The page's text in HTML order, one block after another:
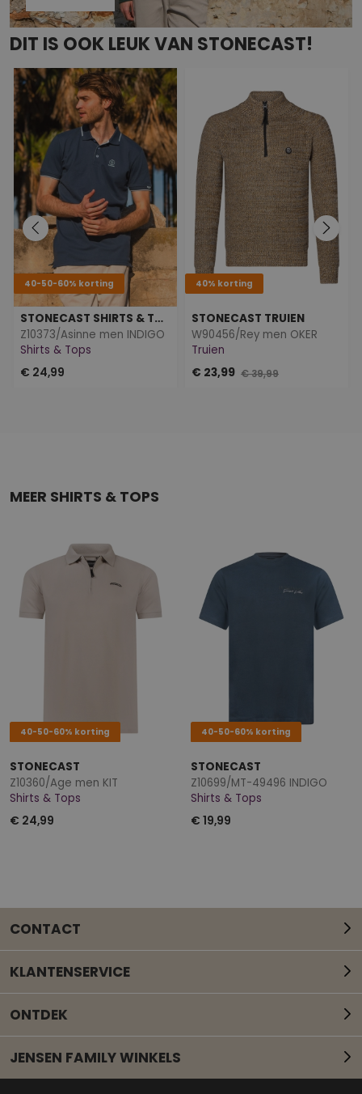
DIT IS OOK LEUK VAN STONECAST!
40-50-60% korting
STONECAST SHIRTS & TOPS
Z10373/Asinne men INDIGO
Shirts & Tops
€ 24,99
40% korting
STONECAST TRUIEN
W90456/Rey men OKER
Truien
€ 23,99 € 39,99
MEER SHIRTS & TOPS
40-50-60% korting
STONECAST
Z10360/Age men KIT
Shirts & Tops
€ 24,99
40-50-60% korting
STONECAST
Z10699/MT-49496 INDIGO
Shirts & Tops
€ 19,99
CONTACT
Mail onze klantenservice
KLANTENSERVICE
ONTDEK
JENSEN FAMILY WINKELS